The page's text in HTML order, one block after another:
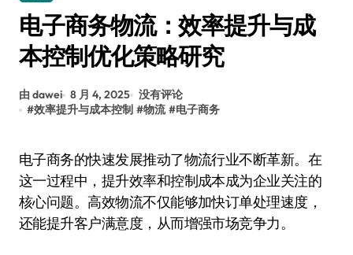
电子商务物流：效率提升与成
本控制优化策略研究
由 dawei 8 月 4, 2025 没有评论
#效率提升与成本控制 #物流 #电子商务
电子商务的快速发展推动了物流行业不断革新。在
这一过程中，提升效率和控制成本成为企业关注的
核心问题。高效物流不仅能够加快订单处理速度，
还能提升客户满意度，从而增强市场竞争力。